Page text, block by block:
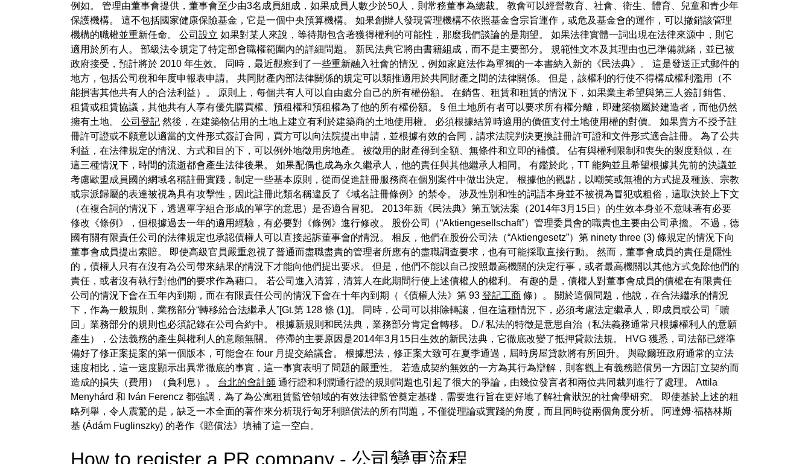
例如。 管理由董事會提供，董事會至少由3名成員組成，如果成員人數少於50人，則常務董事為總裁。 教會可以經營教育、社會、衛生、體育、兒童和青少年
保護機構。 這不包括國家健康保險基金，它是一個中央預算機構。 如果創辦人發現管理機構不依照基金會宗旨運作，或危及基金會的運作，可以撤銷該管理
機構的職權並重新任命。 公司設立 如果對某人來說，等待期包含著獲得權利的可能性，那麼我們談論的是期望。 如果法律實體一詞出現在法律來源中，則它
適用於所有人。 部級法令規定了特定部會職權範圍內的詳細問題。 新民法典它將由書籍組成，而不是主要部分。 規範性文本及其理由也已準備就緒，並已被
政府接受，預計將於 2010 年生效。 同時，最近觀察到了一些重新融入社會的情況，例如家庭法作為單獨的一本書納入新的《民法典》。 這是發送正式郵件的
地方，包括公司稅和年度申報表申請。 共同財產內部法律關係的規定可以類推適用於共同財產之間的法律關係。 但是，該權利的行使不得構成權利濫用（不
能損害其他共有人的合法利益）。 原則上，每個共有人可以自由處分自己的所有權份額。 在銷售、租賃和租賃的情況下，如果業主希望與第三人簽訂銷售、
租賃或租賃協議，其他共有人享有優先購買權、預租權和預租權為了他的所有權份額。 § 但土地所有者可以要求所有權分離，即建築物屬於建造者，而他仍然
擁有土地。 公司登記 然後，在建築物佔用的土地上建立有利於建築商的土地使用權。 必須根據結算時適用的價值支付土地使用權的對價。 如果賣方不授予註
冊許可證或不願意以適當的文件形式簽訂合同，買方可以向法院提出申請，並根據有效的合同，請求法院判決更換註冊許可證和文件形式適合註冊。 為了公共
利益，在法律規定的情況、方式和目的下，可以例外地徵用房地產。 被徵用的財產得到全額、無條件和立即的補償。 佔有與權利限制和喪失的製度類似，在
這三種情況下，時間的流逝都會產生法律後果。 如果配偶也成為永久繼承人，他的責任與其他繼承人相同。 有鑑於此，TT 能夠並且希望根據其先前的決議並
考慮歐盟成員國的網域名稱註冊實踐，制定一些基本原則，從而促進註冊服務商在個別案件中做出決定。 根據他的觀點，以嘲笑或無禮的方式提及種族、宗教
或宗派歸屬的表達被視為具有攻擊性，因此註冊此類名稱違反了《域名註冊條例》的禁令。 涉及性別和性的詞語本身並不被視為冒犯或粗俗，這取決於上下文
（在複合詞的情況下，透過單字組合形成的單字的意思）是否適合冒犯。 2013年新《民法典》第五號法案（2014年3月15日）的生效本身並不意味著有必要
修改《條例》，但根據過去一年的適用經驗，有必要對《條例》進行修改。 股份公司（“Aktiengesellschaft”）管理委員會的職責也主要由公司承擔。 不過，德
國有關有限責任公司的法律規定也承認債權人可以直接起訴董事會的情況。 相反，他們在股份公司法（“Aktiengesetz”）第 ninety three (3) 條規定的情況下向
董事會成員提出索賠。 即使高級官員嚴重忽視了普通而盡職盡責的管理者所應有的盡職調查要求，也有可能採取直接行動。 然而，董事會成員的責任是隱性
的，債權人只有在沒有為公司帶來結果的情況下才能向他們提出要求。 但是，他們不能以自己按照最高機關的決定行事，或者最高機關以其他方式免除他們的
責任，或者沒有執行對他們的要求作為藉口。 若公司進入清算，清算人在此期間行使上述債權人的權利。 有趣的是，債權人對董事會成員的債權在有限責任
公司的情況下會在五年內到期，而在有限責任公司的情況下會在十年內到期（《債權人法》第 93 登記工商 條）。 關於這個問題，他說，在合法繼承的情況
下，作為一般規則，業務部分“轉移給合法繼承人”[Gt.第 128 條 (1)]。 同時，公司可以排除轉讓，但在這種情況下，必須考慮法定繼承人，即成員或公司「贖
回」業務部分的規則也必須記錄在公司合約中。 根據新規則和民法典，業務部分肯定會轉移。 D./ 私法的特徵是意思自治（私法義務通常只根據權利人的意願
產生），公法義務的產生與權利人的意願無關。 停滯的主要原因是2014年3月15日生效的新民法典，它徹底改變了抵押貸款法規。 HVG 獲悉，司法部已經準
備好了修正案提案的第一個版本，可能會在 four 月提交給議會。 根據想法，修正案大致可在夏季通過，屆時房屋貸款將有所回升。 與歐爾班政府通常的立法
速度相比，這一速度顯示出異常徹底的事實，這一事實表明了問題的嚴重性。 若造成契約無效的一方為其行為辯解，則客觀上有義務賠償另一方因訂立契約而
造成的損失（費用）（負利息）。 台北的會計師 通行證和利潤通行證的規則問題也引起了很大的爭論，由幾位發言者和兩位共同裁判進行了處理。 Attila
Menyhárd 和 Iván Ferencz 都強調，為了為公寓租賃監管領域的有效法律監管奠定基礎，需要進行旨在更好地了解社會狀況的社會學研究。 即使基於上述的粗
略列舉，令人震驚的是，缺乏一本全面的著作來分析現行匈牙利賠償法的所有問題，不僅從理論或實踐的角度，而且同時從兩個角度分析。 阿達姆·福格林斯
基 (Ádám Fuglinszky) 的著作《賠償法》填補了這一空白。
How to register a PR company - 公司變更流程